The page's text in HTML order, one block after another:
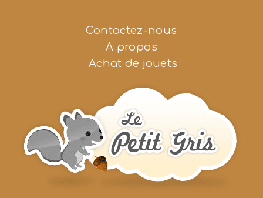
Contactez-nous
A propos
Achat de jouets